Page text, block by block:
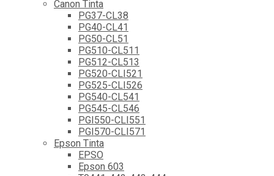
Canon Tinta
PG37-CL38
PG40-CL41
PG50-CL51
PG510-CL511
PG512-CL513
PG520-CLI521
PG525-CLI526
PG540-CL541
PG545-CL546
PGI550-CLI551
PGI570-CLI571
Epson Tinta
EPSO
Epson 603